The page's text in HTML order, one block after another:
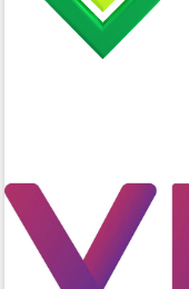
Lấy ý kiến điều chỉnh Quy
Đắk Lắk thời kỳ 2021-2030,
đến năm 2050
kinh tế từ 10% trở lên trong
II/2026
Đắk Lắk ký kết thỏa thuận hợp
chuyển đổi số giai đoạn 2026
với Tập đoàn Bưu chính Viễn